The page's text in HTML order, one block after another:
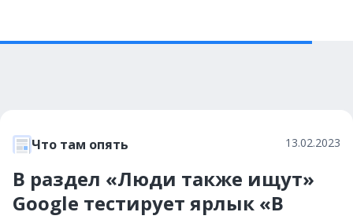
Что там опять 13.02.2023
В раздел «Люди также ищут»
Google тестирует ярлык «В